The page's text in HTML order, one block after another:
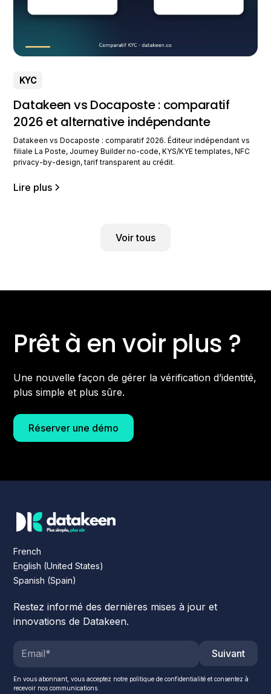
KYC
Datakeen vs Docaposte : comparatif
2026 et alternative indépendante
Datakeen vs Docaposte : comparatif 2026. Éditeur indépendant vs
filiale La Poste, Journey Builder no-code, KYS/KYE templates, NFC
privacy-by-design, tarif transparent au crédit.
Lire plus
Voir tous
Prêt à en voir plus ?
Une nouvelle façon de gérer la vérification d’identité,
plus simple et plus sûre.
Réserver une démo
French
English (United States)
Spanish (Spain)
Restez informé des dernières mises à jour et
innovations de Datakeen.
Suivant
En vous abonnant, vous acceptez notre politique de confidentialité et consentez à
recevoir nos communications.